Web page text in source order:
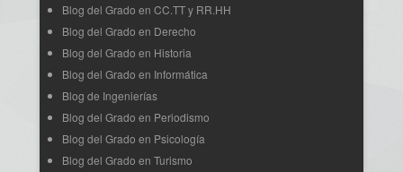
Blog del Grado en CC.TT y RR.HH
Blog del Grado en Derecho
Blog del Grado en Historia
Blog del Grado en Informática
Blog de Ingenierías
Blog del Grado en Periodismo
Blog del Grado en Psicología
Blog del Grado en Turismo